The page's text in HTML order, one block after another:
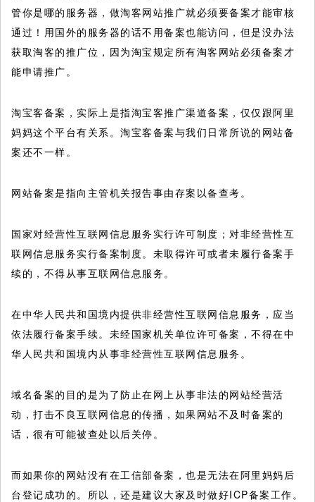
管你是哪的服务器，做淘客网站推广就必须要备案才能审核
通过！用国外的服务器的话不用备案也能访问，但是没办法
获取淘客的推广位，因为淘宝规定所有淘客网站必须备案才
能申请推广。
淘宝客备案，实际上是指淘宝客推广渠道备案，仅仅跟阿里
妈妈这个平台有关系。淘宝客备案与我们日常所说的网站备
案还不一样。
网站备案是指向主管机关报告事由存案以备查考。
国家对经营性互联网信息服务实行许可制度；对非经营性互
联网信息服务实行备案制度。未取得许可或者未履行备案手
续的，不得从事互联网信息服务。
在中华人民共和国境内提供非经营性互联网信息服务，应当
依法履行备案手续。未经国家机关单位许可备案，不得在中
华人民共和国境内从事非经营性互联网信息服务。
域名备案的目的是为了防止在网上从事非法的网站经营活
动，打击不良互联网信息的传播，如果网站不及时备案的
话，很有可能被查处以后关停。
而如果你的网站没有在工信部备案，也是无法在阿里妈妈后
台登记成功的。所以，还是建议大家及时做好ICP备案工作。